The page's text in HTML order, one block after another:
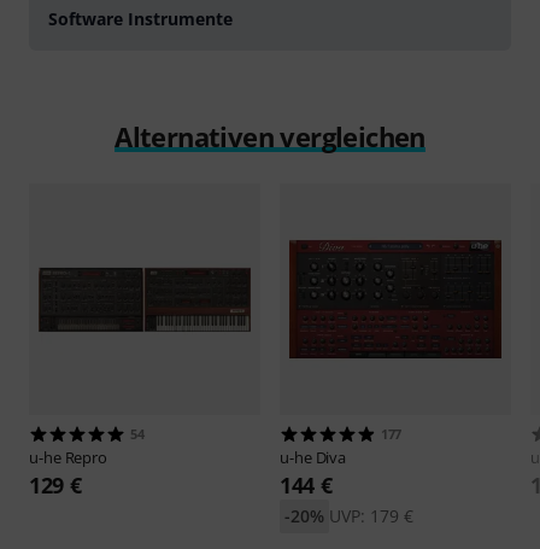
Software Instrumente
Alternativen vergleichen
54
u-he Repro
129 €
177
u-he Diva
144 €
UVP: 179 €
-20%